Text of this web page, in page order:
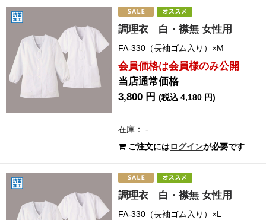
調理衣 白・襟無 女性用
FA-330（長袖ゴム入り）×M
会員価格は会員様のみ公開
当店通常価格
3,800 円(税込 4,180 円)
在庫： -
ご注文にはログインが必要です
調理衣 白・襟無 女性用
FA-330（長袖ゴム入り）×L